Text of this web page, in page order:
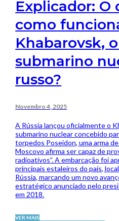
Explicador: O
como
Khabarovsk,
submarino
russo?
Novembro 4, 2025
A Rússia lançou oficialmente o
submarino nuclear concebido
torpedos Poseidon, uma arma
Moscovo afirma ser capaz de
radioativos”. A embarcação foi
principais estaleiros do país,
Rússia, marcando um novo
estratégico anunciado pelo
em 2018.
VER MAIS